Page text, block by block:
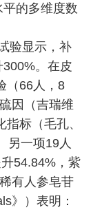
的多维度数
验显示，补
。在皮
（66人，8
因（吉瑞维
标（毛孔、
另一项19人
54.84%，紫
有人参皂苷
》）表明：